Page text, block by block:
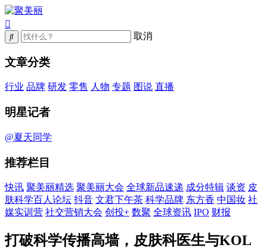
取消
文章分类
行业 品牌 研发 零售 人物 专题 图说 直播
明星记者
@夏天同学
推荐栏目
快讯 聚美丽精选 聚美丽大会 全球新品速递 成分特辑 谈资 皮
肤科学百人论坛 抖音 文君下午茶 科学品牌 东方香 中国妆 社
媒实训营 社交营销大会 创投+ 数聚 全球资讯 IPO 财报
打破科学传播高墙，皮肤科医生与KOL